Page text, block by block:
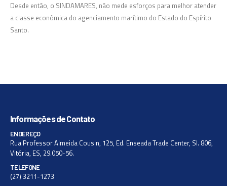
Desde então, o SINDAMARES, não mede esforços para melhor atender
a classe econômica do agenciamento marítimo do Estado do Espírito
Santo.
Informações de Contato
ENDEREÇO
Rua Professor Almeida Cousin, 125, Ed. Enseada Trade Center, Sl. 806,
Vitória, ES, 29.050-56.
TELEFONE
(27) 3211-1273